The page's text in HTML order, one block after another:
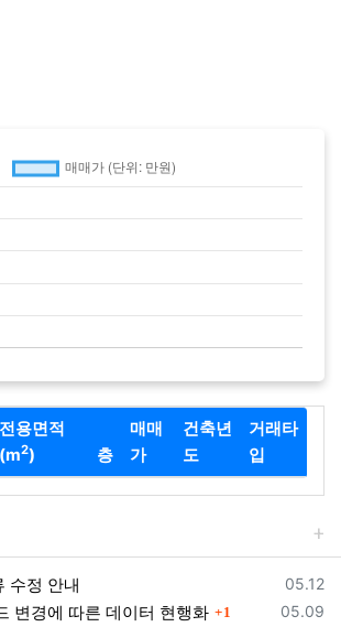
전용면적
(m2) 층
매매
가
건축년
도
거래타
입
등록일
05.12
수정 안내
등록일
05.09
변경에 따른 데이터 현행화 댓글
1